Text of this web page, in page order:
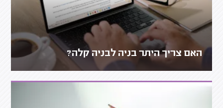
האם צריך היתר בניה לבניה קלה?